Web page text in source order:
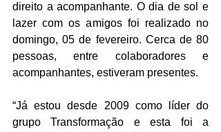
direito a acompanhante. O dia de sol e
lazer com os amigos foi realizado no
domingo, 05 de fevereiro. Cerca de 80
pessoas, entre colaboradores e
acompanhantes, estiveram presentes.
“Já estou desde 2009 como líder do
grupo Transformação e esta foi a